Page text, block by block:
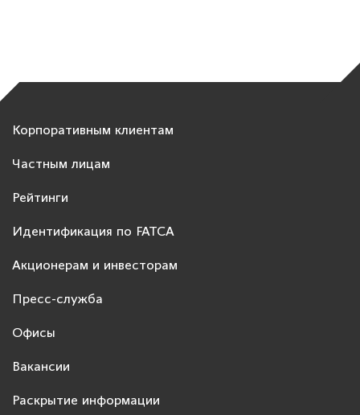
Корпоративным клиентам
Частным лицам
Рейтинги
Идентификация по FATCA
Акционерам и инвесторам
Пресс-служба
Офисы
Вакансии
Раскрытие информации